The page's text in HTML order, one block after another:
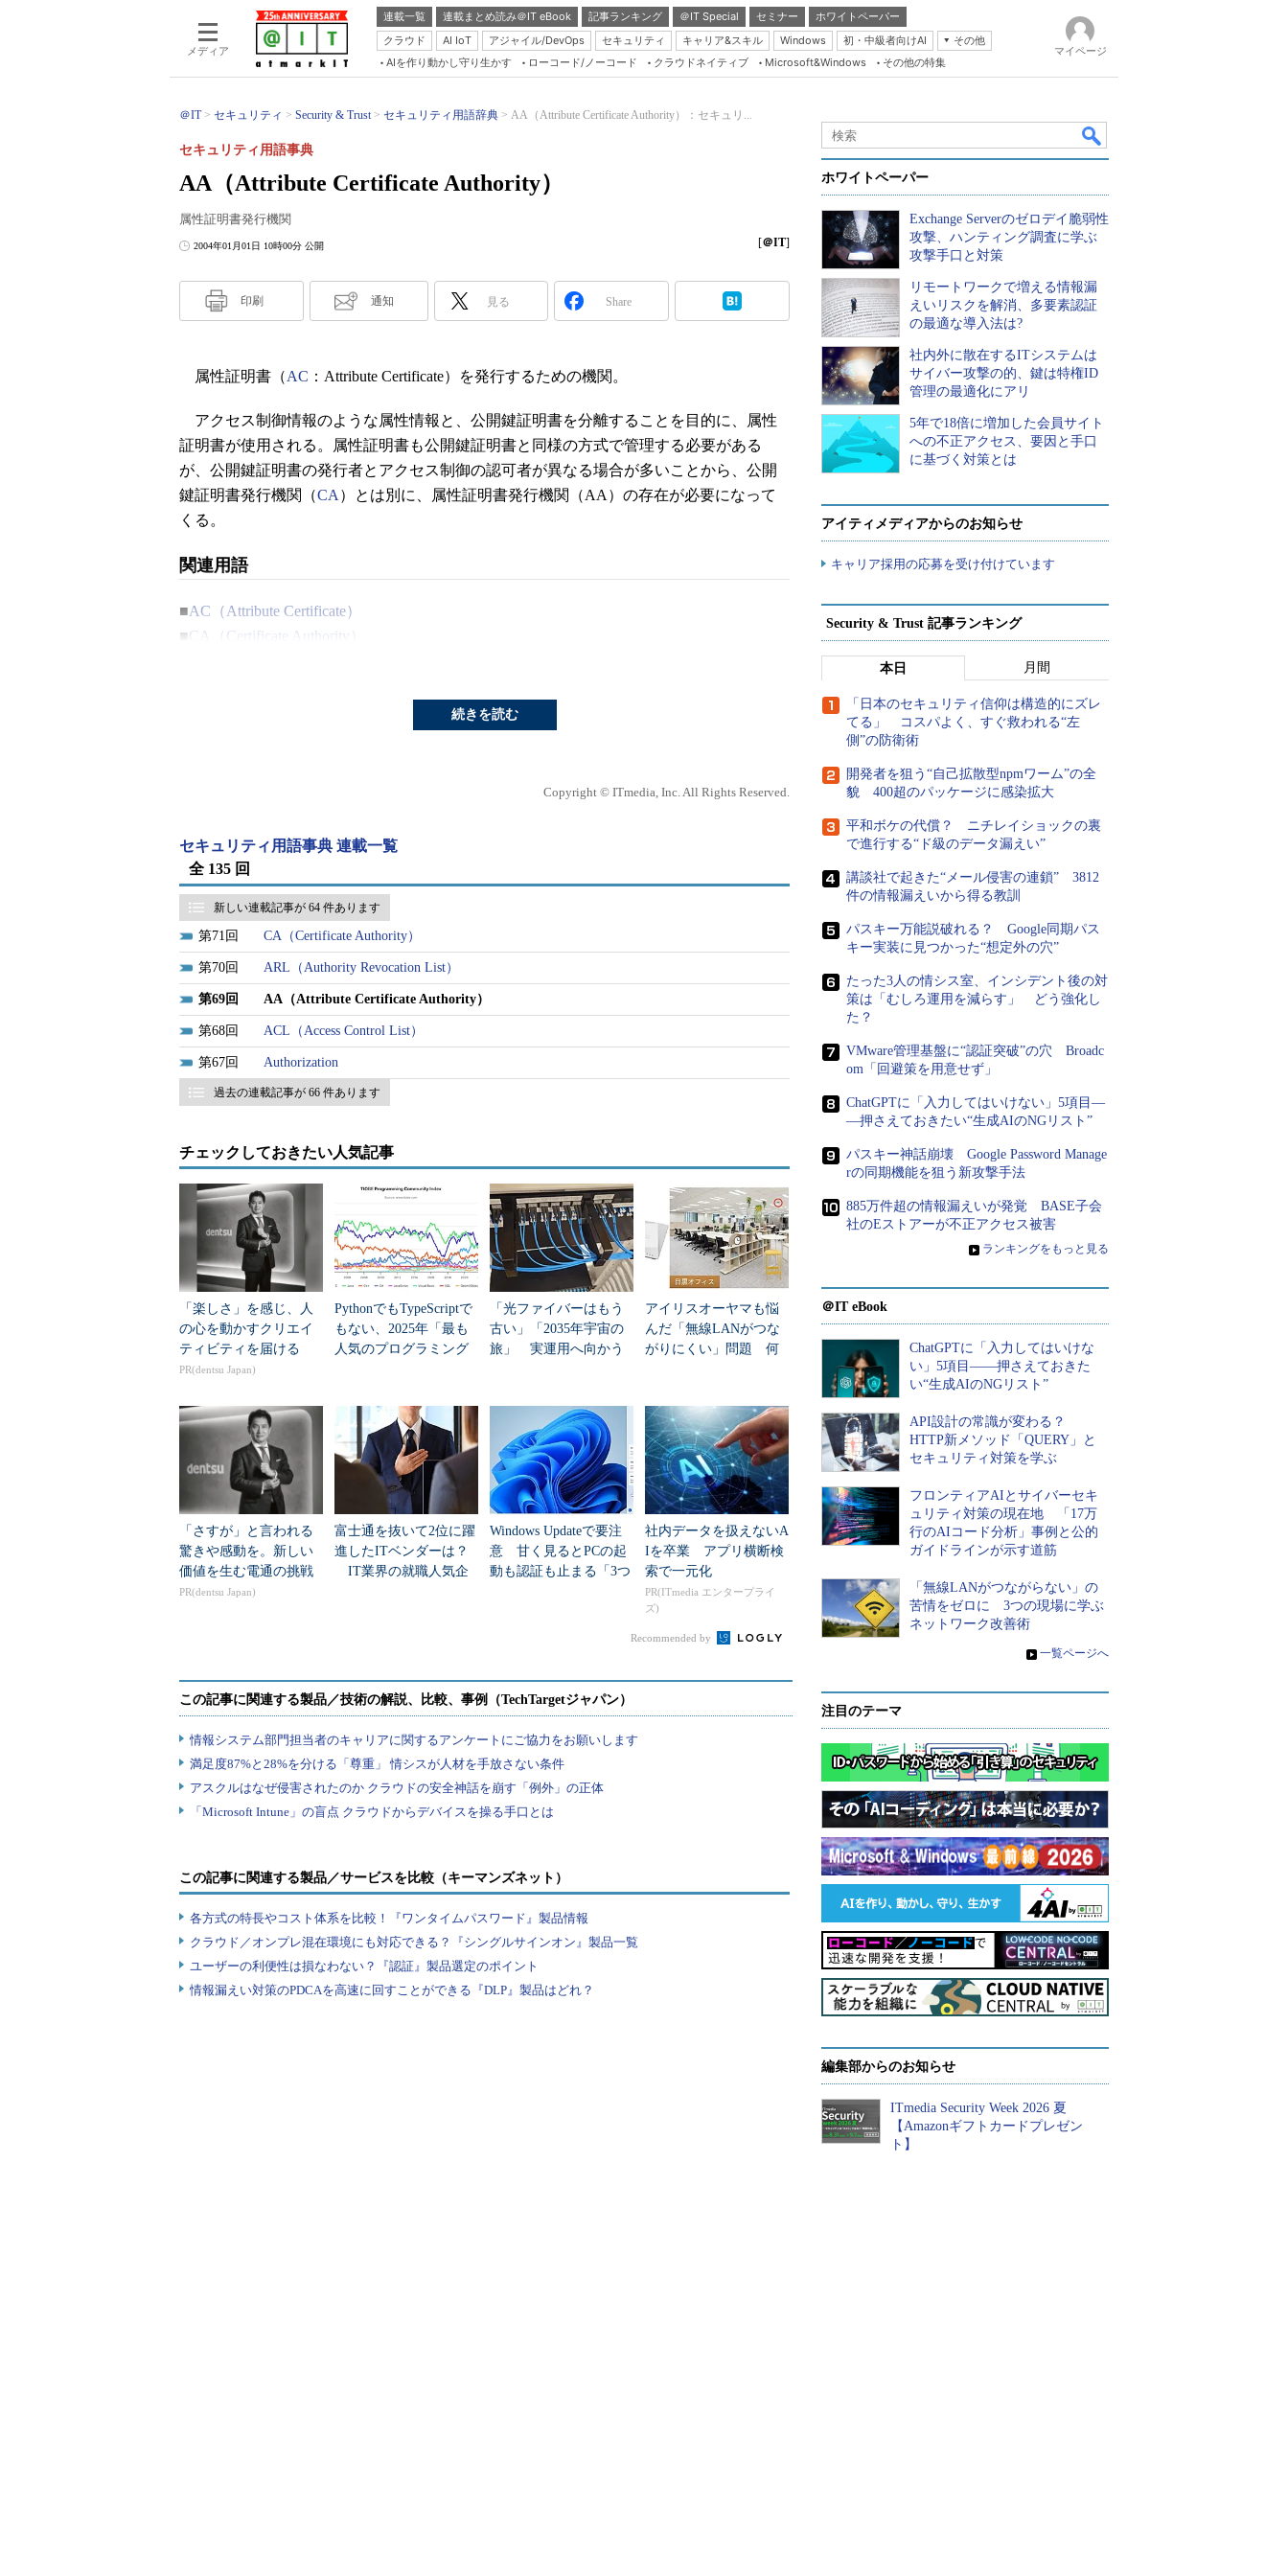
メディア
連載一覧 連載まとめ読み＠IT eBook 記事ランキング ＠IT Special セミナー
ホワイトペーパー
クラウド
AI IoT アジャイル/DevOps セキュリティ キャリア&スキル Windows 初・中級者向けAI
その他
Server & Storage
Database Expert
Master of IP Network
Security & Trust
ブログ
AIを作り動かし守り生かす ローコード/ノーコード クラウドネイティブ Microsoft&Windows その他の特集
マイページ
＠IT セキュリティ Security & Trust セキュリティ用語辞典 AA（Attribute Certificate Authority）：セキュリ...
AA（Attribute Certificate Authority）
セキュリティ用語事典
属性証明書発行機関
2004年01月01日 10時00分 公開 [＠IT]
印刷 通知 見る Share
属性証明書（AC ：Attribute Certificate）を発行するための機関。
アクセス制御情報のような属性情報と、公開鍵証明書を分離することを目的に、属性
証明書が使用される。属性証明書も公開鍵証明書と同様の方式で管理する必要がある
が、公開鍵証明書の発行者とアクセス制御の認可者が異なる場合が多いことから、公開
鍵証明書発行機関（CA ）とは別に、属性証明書発行機関（AA）の存在が必要になって
くる。
関連用語
■AC（Attribute Certificate）
■CA（Certificate Authority）
続きを読む
Copyright © ITmedia, Inc. All Rights Reserved.
セキュリティ用語事典 連載一覧
全 135 回
新しい連載記事が 64 件あります
71 CA（Certificate Authority）
70 ARL（Authority Revocation List）
69 AA（Attribute Certificate Authority）
68 ACL（Access Control List）
67 Authorization
過去の連載記事が 66 件あります
チェックしておきたい人気記事
「楽しさ」を感じ、人
の心を動かすクリエイ
ティビティを届ける
PR(dentsu Japan)
PythonでもTypeScriptで
もない、2025年「最も
人気のプログラミング
「光ファイバーはもう
古い」「2035年宇宙の
旅」 実運用へ向かう
アイリスオーヤマも悩
んだ「無線LANがつな
がりにくい」問題 何
「さすが」と言われる
驚きや感動を。新しい
価値を生む電通の挑戦
PR(dentsu Japan)
富士通を抜いて2位に躍
進したITベンダーは？
IT業界の就職人気企
Windows Updateで要注
意 甘く見るとPCの起
動も認証も止まる「3つ
社内データを扱えないA
Iを卒業 アプリ横断検
索で一元化
PR(ITmedia エンタープライ
ズ)
Recommended by
この記事に関連する製品／サービスを比較（キーマンズネット）
各方式の特長やコスト体系を比較！『ワンタイムパスワード』製品情報
クラウド／オンプレ混在環境にも対応できる？『シングルサインオン』製品一覧
ユーザーの利便性は損なわない？『認証』製品選定のポイント
情報漏えい対策のPDCAを高速に回すことができる『DLP』製品はどれ？
ホワイトペーパー
Exchange Serverのゼロデイ脆弱性
攻撃、ハンティング調査に学ぶ
攻撃手口と対策
リモートワークで増える情報漏
えいリスクを解消、多要素認証
の最適な導入法は?
社内外に散在するITシステムは
サイバー攻撃の的、鍵は特権ID
管理の最適化にアリ
5年で18倍に増加した会員サイト
への不正アクセス、要因と手口
に基づく対策とは
アイティメディアからのお知らせ
キャリア採用の応募を受け付けています
Security & Trust 記事ランキング
本日 月間
「日本のセキュリティ信仰は構造的にズレ
てる」 コスパよく、すぐ救われる“左
側”の防衛術
開発者を狙う“自己拡散型npmワーム”の全
貌 400超のパッケージに感染拡大
平和ボケの代償？ ニチレイショックの裏
で進行する“ド級のデータ漏えい”
講談社で起きた“メール侵害の連鎖” 3812
件の情報漏えいから得る教訓
パスキー万能説破れる？ Google同期パス
キー実装に見つかった“想定外の穴”
たった3人の情シス室、インシデント後の対
策は「むしろ運用を減らす」 どう強化し
た？
VMware管理基盤に“認証突破”の穴 Broadc
om「回避策を用意せず」
ChatGPTに「入力してはいけない」5項目―
―押さえておきたい“生成AIのNGリスト”
パスキー神話崩壊 Google Password Manage
rの同期機能を狙う新攻撃手法
885万件超の情報漏えいが発覚 BASE子会
社のEストアーが不正アクセス被害
» ランキングをもっと見る
＠IT eBook
ChatGPTに「入力してはいけな
い」5項目――押さえておきた
い“生成AIのNGリスト”
API設計の常識が変わる？
HTTP新メソッド「QUERY」と
セキュリティ対策を学ぶ
フロンティアAIとサイバーセキ
ュリティ対策の現在地 「17万
行のAIコード分析」事例と公的
ガイドラインが示す道筋
「無線LANがつながらない」の
苦情をゼロに 3つの現場に学ぶ
ネットワーク改善術
» 一覧ページへ
注目のテーマ
編集部からのお知らせ
ITmedia Security Week 2026 夏
【Amazonギフトカードプレゼン
ト】